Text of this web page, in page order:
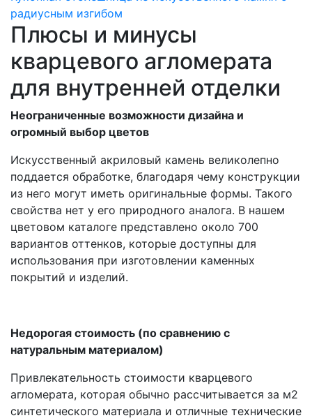
радиусным изгибом
Плюсы и минусы
кварцевого агломерата
для внутренней отделки
Неограниченные возможности дизайна и
огромный выбор цветов
Искусственный акриловый камень великолепно
поддается обработке, благодаря чему конструкции
из него могут иметь оригинальные формы. Такого
свойства нет у его природного аналога. В нашем
цветовом каталоге представлено около 700
вариантов оттенков, которые доступны для
использования при изготовлении каменных
покрытий и изделий.
Недорогая стоимость (по сравнению с
натуральным материалом)
Привлекательность стоимости кварцевого
агломерата, которая обычно рассчитывается за м2
синтетического материала и отличные технические